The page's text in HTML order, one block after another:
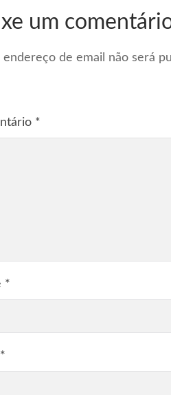
um
endereço de email não será
*
*
*